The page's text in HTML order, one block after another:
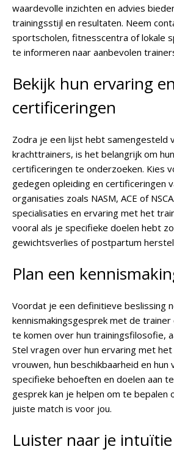
waardevolle inzichten en advies
trainingsstijl en resultaten. Neem
sportscholen, fitnesscentra of lokale
te informeren naar aanbevolen
Bekijk hun ervaring en
certificeringen
Zodra je een lijst hebt samengesteld
krachttrainers, is het belangrijk om
certificeringen te onderzoeken. Kies
gedegen opleiding en certificeringen
organisaties zoals NASM, ACE of
specialisaties en ervaring met het
vooral als je specifieke doelen hebt
gewichtsverlies of postpartum
Plan een
Voordat je een definitieve beslissing
kennismakingsgesprek met de
te komen over hun trainingsfilosofie,
Stel vragen over hun ervaring met
vrouwen, hun beschikbaarheid en
specifieke behoeften en doelen aan
gesprek kan je helpen om te bepalen
juiste match is voor jou.
Luister naar je intuïtie